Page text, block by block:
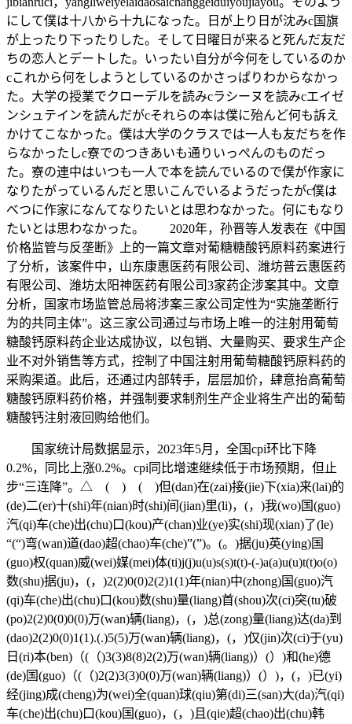
にして僕は十八から十九になった。日が上り日が沈みc国旗
が上ったり下ったりした。そして日曜日が来ると死んだ友だ
ちの恋人とデートした。いったい自分が今何をしているのか
cこれから何をしようとしているのかさっぱりわからなかっ
た。大学の授業でクローデルを読みcラシーヌを読みcエイゼ
ンシュテインを読んだがcそれらの本は僕に殆んど何も訴え
かけてこなかった。僕は大学のクラスでは一人も友だちを作
らなかったしc寮でのつきあいも通りいっぺんのものだっ
た。寮の連中はいつも一人で本を読んでいるので僕が作家に
なりたがっているんだと思いこんでいるようだったがc僕は
べつに作家になんてなりたいとは思わなかった。何にもなり
たいとは思わなかった。 2020年，孙晋等人发表在《中国
价格监管与反垄断》上的一篇文章对葡糖糖酸钙原料药案进行
了分析，该案件中，山东康惠医药有限公司、潍坊普云惠医药
有限公司、潍坊太阳神医药有限公司3家药企涉案其中。文章
分析，国家市场监管总局将涉案三家公司定性为“实施垄断行
为的共同主体”。这三家公司通过与市场上唯一的注射用葡萄
糖酸钙原料药企业达成协议，以包销、大量购买、要求生产企
业不对外销售等方式，控制了中国注射用葡萄糖酸钙原料药的
采购渠道。此后，还通过内部转手，层层加价，肆意抬高葡萄
糖酸钙原料药价格，并强制要求制剂生产企业将生产出的葡萄
糖酸钙注射液回购给他们。
国家统计局数据显示，2023年5月，全国cpi环比下降
0.2%，同比上涨0.2%。cpi同比增速继续低于市场预期，但止
步“三连降”。△ ( ) ( )但(dan)在(zai)接(jie)下(xia)来(lai)的
(de)二(er)十(shi)年(nian)时(shi)间(jian)里(li)，(，)我(wo)国(guo)
汽(qi)车(che)出(chu)口(kou)产(chan)业(ye)实(shi)现(xian)了(le)
“(“)弯(wan)道(dao)超(chao)车(che)”(”)。(。)据(ju)英(ying)国
(guo)权(quan)威(wei)媒(mei)体(ti)j(j)u(u)s(s)t(t)-(-)a(a)u(u)t(t)o(o)
数(shu)据(ju)，(，)2(2)0(0)2(2)1(1)年(nian)中(zhong)国(guo)汽
(qi)车(che)出(chu)口(kou)数(shu)量(liang)首(shou)次(ci)突(tu)破
(po)2(2)0(0)0(0)万(wan)辆(liang)，(，)总(zong)量(liang)达(da)到
(dao)2(2)0(0)1(1).(.)5(5)万(wan)辆(liang)，(，)仅(jin)次(ci)于(yu)
日(ri)本(ben)（(（)3(3)8(8)2(2)万(wan)辆(liang)）(）)和(he)德
(de)国(guo)（(（)2(2)3(3)0(0)万(wan)辆(liang)）(）)，(，)已(yi)
经(jing)成(cheng)为(wei)全(quan)球(qiu)第(di)三(san)大(da)汽(qi)
车(che)出(chu)口(kou)国(guo)，(，)且(qie)超(chao)出(chu)韩